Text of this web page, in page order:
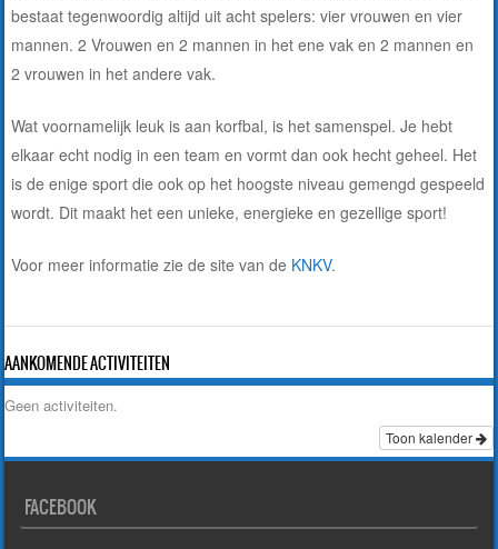
bestaat tegenwoordig altijd uit acht spelers: vier vrouwen en vier
mannen. 2 Vrouwen en 2 mannen in het ene vak en 2 mannen en
2 vrouwen in het andere vak.
Wat voornamelijk leuk is aan korfbal, is het samenspel. Je hebt
elkaar echt nodig in een team en vormt dan ook hecht geheel. Het
is de enige sport die ook op het hoogste niveau gemengd gespeeld
wordt. Dit maakt het een unieke, energieke en gezellige sport!
Voor meer informatie zie de site van de KNKV.
AANKOMENDE ACTIVITEITEN
Geen activiteiten.
Toon kalender
FACEBOOK